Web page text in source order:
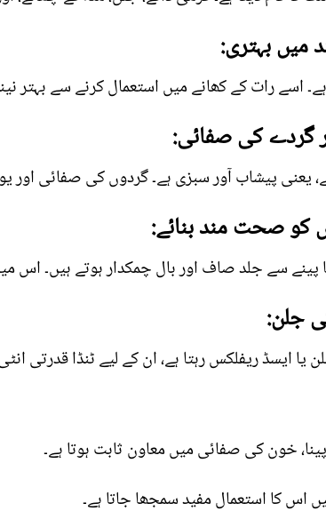
میں بہتری:
اسے رات کے کھانے میں استعمال کرنے سے بہتر
گردے کی صفائی:
یعنی پیشاب آور سبزی ہے۔ گردوں کی صفائی اور
کو صحت مند بنائے:
پینے سے جلد صاف اور بال چمکدار ہوتے ہیں۔ اس
جلن:
ایسڈ ریفلکس رہتا ہے، ان کے لیے ٹنڈا قدرتی انٹی
خون کی صفائی میں معاون ثابت ہوتا ہے۔
اس کا استعمال مفید سمجھا جاتا ہے۔